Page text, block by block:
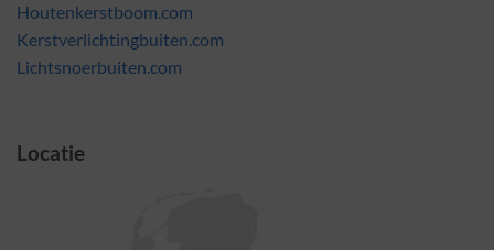
Houtenkerstboom.com
Kerstverlichtingbuiten.com
Lichtsnoerbuiten.com
Locatie